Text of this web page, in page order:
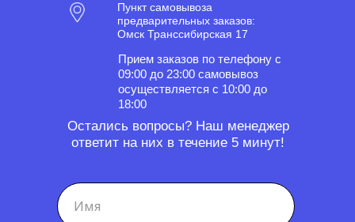
Пункт самовывоза
предварительных заказов:
Омск Транссибирская 17
Прием заказов по телефону с
09:00 до 23:00 самовывоз
осуществляется с 10:00 до
18:00
Остались вопросы? Наш менеджер
ответит на них в течение 5 минут!